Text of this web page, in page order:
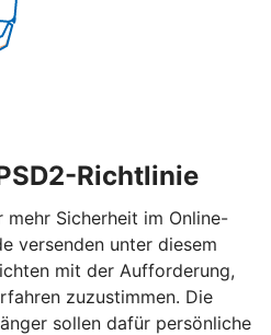
Richtlinie
Sicherheit im Online-
versenden unter diesem
mit der Aufforderung,
zuzustimmen. Die
sollen dafür persönliche